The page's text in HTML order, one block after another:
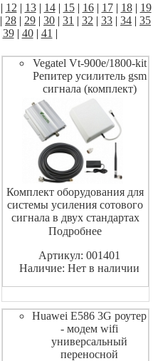
| 12 | 13| 14| 15| 16| 17| 18| 19
| 28 | 29 | 30 | 31 | 32 | 33 | 34 | 35
39| 40| 41 |
Vegatel Vt-900e/1800-kit
Репитер усилитель gsm
сигнала (комплект)
Комплект оборудования для
системы усиления сотового
сигнала в двух стандартах
GSM-900 и GSM-1800.
самостоятельной установки.
Коэффициент усиления не
Подробнее
Артикул: 001401
Наличие: Нет в наличии
Huawei E586 3G роутер
- модем wifi
универсальный
переносной